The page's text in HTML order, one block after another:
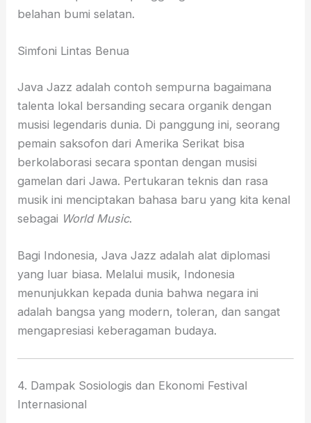
belahan bumi selatan.
Simfoni Lintas Benua
Java Jazz adalah contoh sempurna bagaimana
talenta lokal bersanding secara organik dengan
musisi legendaris dunia. Di panggung ini, seorang
pemain saksofon dari Amerika Serikat bisa
berkolaborasi secara spontan dengan musisi
gamelan dari Jawa. Pertukaran teknis dan rasa
musik ini menciptakan bahasa baru yang kita kenal
sebagai World Music.
Bagi Indonesia, Java Jazz adalah alat diplomasi
yang luar biasa. Melalui musik, Indonesia
menunjukkan kepada dunia bahwa negara ini
adalah bangsa yang modern, toleran, dan sangat
mengapresiasi keberagaman budaya.
4. Dampak Sosiologis dan Ekonomi Festival
Internasional